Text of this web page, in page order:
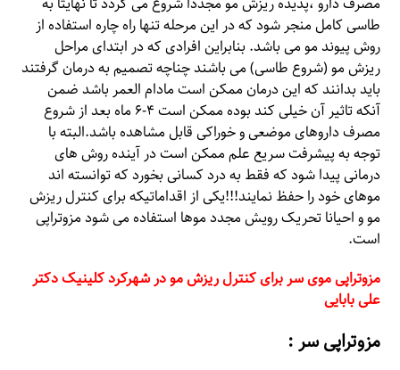
طاسی کامل منجر شود که در این مرحله تنها راه چاره استفاده از
روش پیوند مو می باشد. بنابراین افرادی که در ابتدای مراحل
ریزش مو (شروع طاسی) می باشند چناچه تصمیم به درمان گرفتند
باید بدانند که این درمان ممکن است مادام العمر باشد ضمن
آنکه تاثیر آن خیلی کند بوده ممکن است ۴-۶ ماه بعد از شروع
مصرف داروهای موضعی و خوراکی قابل مشاهده باشد.البته با
توجه به پیشرفت سریع علم ممکن است در آینده روش های
درمانی پیدا شود که فقط به درد کسانی بخورد که توانسته اند
موهای خود را حفظ نمایند!!!یکی از اقداماتیکه برای کنترل ریزش
مو و احیانا تحریک رویش مجدد موها استفاده می شود مزوتراپی
است.
مزوتراپی موی سر برای کنترل ریزش مو در شهرکرد کلینیک دکتر
علی بابایی
مزوتراپی سر :